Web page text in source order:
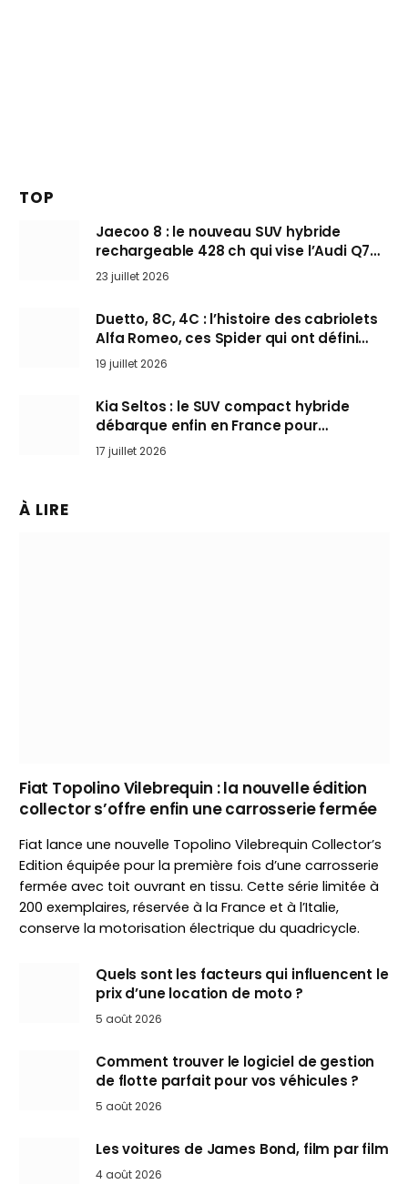
TOP
Jaecoo 8 : le nouveau SUV hybride
rechargeable 428 ch qui vise l’Audi Q7
arrive en Europe cet automne
23 juillet 2026
Duetto, 8C, 4C : l’histoire des cabriolets
Alfa Romeo, ces Spider qui ont défini
l’art de rouler cheveux au vent
19 juillet 2026
Kia Seltos : le SUV compact hybride
débarque enfin en France pour
bousculer les Nissan Qashqai et Toyota
Yaris Cross
17 juillet 2026
À LIRE
Fiat Topolino Vilebrequin : la nouvelle édition
collector s’offre enfin une carrosserie fermée
Fiat lance une nouvelle Topolino Vilebrequin Collector’s
Edition équipée pour la première fois d’une carrosserie
fermée avec toit ouvrant en tissu. Cette série limitée à
200 exemplaires, réservée à la France et à l’Italie,
conserve la motorisation électrique du quadricycle.
Quels sont les facteurs qui influencent le
prix d’une location de moto ?
5 août 2026
Comment trouver le logiciel de gestion
de flotte parfait pour vos véhicules ?
5 août 2026
Les voitures de James Bond, film par film
4 août 2026